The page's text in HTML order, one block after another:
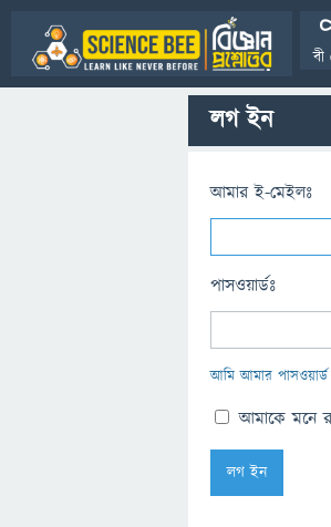
লগ ইন
আমার ই-মেইলঃ
পাসওয়ার্ডঃ
আমি আমার পাসওয়ার্ড
আমাকে মনে